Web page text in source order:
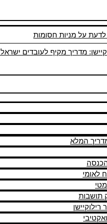
מדריך מקיף לעובדים
המלא
לאומי
תושבות